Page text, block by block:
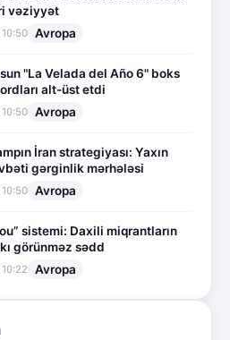
vəziyyət
Avropa
"La Velada del Año 6" boks
alt-üst etdi
Avropa
İran strategiyası: Yaxın
gərginlik mərhələsi
Avropa
sistemi: Daxili miqrantların
görünməz sədd
Avropa